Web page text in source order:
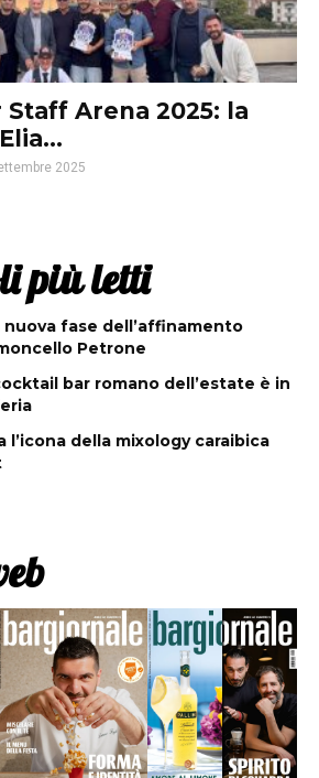
Staff Arena 2025: la
2025
più letti
nuova fase dell’affinamento
Petrone
bar romano dell’estate è in
l’icona della mixology caraibica